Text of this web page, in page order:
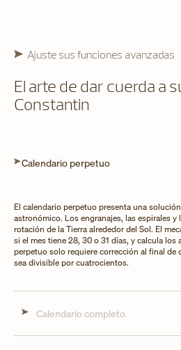
Ajuste sus funciones avanzadas
El arte de dar cuerda a
Constantin
Calendario perpetuo
El calendario perpetuo presenta una
astronómico. Los engranajes, las espirales y
rotación de la Tierra alrededor del Sol. El
si el mes tiene 28, 30 o 31 días, y calcula los
perpetuo solo requiere corrección al final de
sea divisible por cuatrocientos.
Calendario completo